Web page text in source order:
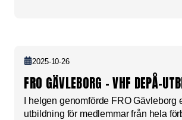
2025-10-26
FRO GÄVLEBORG – VHF DEPÅ-
I helgen genomförde FRO Gävleborg
utbildning för medlemmar från hela